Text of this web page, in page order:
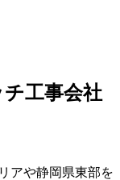
工事会社
アや静岡県東部を